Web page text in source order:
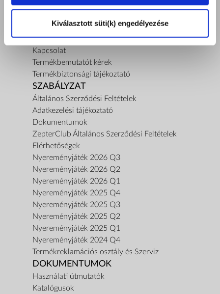
Kiválasztott süti(k) engedélyezése
Rólunk
A küldetésünk
Kapcsolat
Termékbemutatót kérek
Termékbiztonsági tájékoztató
SZABÁLYZAT
Általános Szerződési Feltételek
Adatkezelési tájékoztató
Dokumentumok
ZepterClub Általános Szerződési Feltételek
Elérhetőségek
Nyereményjáték 2026 Q3
Nyereményjáték 2026 Q2
Nyereményjáték 2026 Q1
Nyereményjáték 2025 Q4
Nyereményjáték 2025 Q3
Nyereményjáték 2025 Q2
Nyereményjáték 2025 Q1
Nyereményjáték 2024 Q4
Termékreklamációs osztály és Szerviz
DOKUMENTUMOK
Használati útmutatók
Katalógusok